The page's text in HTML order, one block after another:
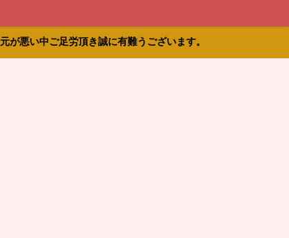
が悪い中ご足労頂き誠に有難うございます。